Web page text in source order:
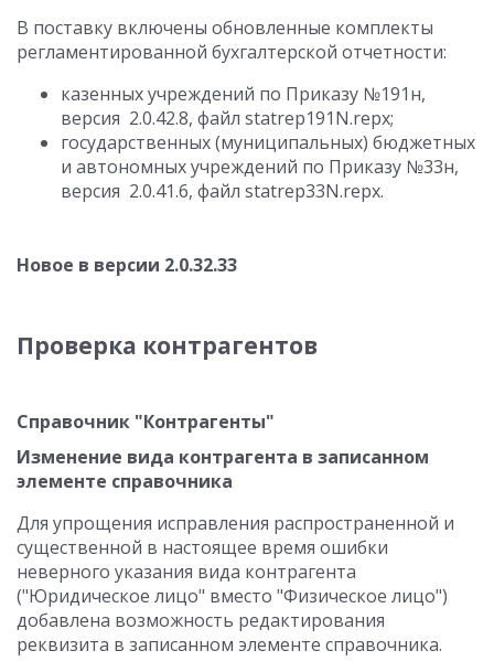
В поставку включены обновленные комплекты
регламентированной бухгалтерской отчетности:
казенных учреждений по Приказу №191н,
версия 2.0.42.8, файл statrep191N.repx;
государственных (муниципальных) бюджетных
и автономных учреждений по Приказу №33н,
версия 2.0.41.6, файл statrep33N.repx.
Новое в версии 2.0.32.33
Проверка контрагентов
Справочник "Контрагенты"
Изменение вида контрагента в записанном
элементе справочника
Для упрощения исправления распространенной и
существенной в настоящее время ошибки
неверного указания вида контрагента
("Юридическое лицо" вместо "Физическое лицо")
добавлена возможность редактирования
реквизита в записанном элементе справочника.